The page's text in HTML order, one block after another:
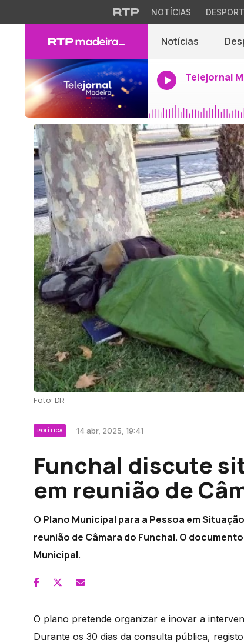
NOTÍCIAS
Notícias
Telejornal
Foto: DR
POLÍTICA 14 abr, 2025, 19:41
Funchal discute
em reunião de
O Plano Municipal para a Pessoa em
reunião de Câmara do Funchal. O
Municipal.
O plano pretende organizar e inovar a
Durante os 30 dias da consulta pública,